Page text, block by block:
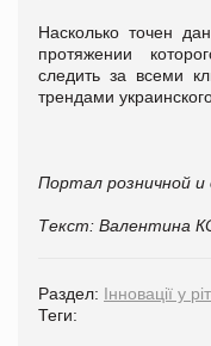
Насколько точен
протяжении
следить за всеми
трендами
Портал розничной
Текст: Валентина
Раздел: Інновації у
Теги: